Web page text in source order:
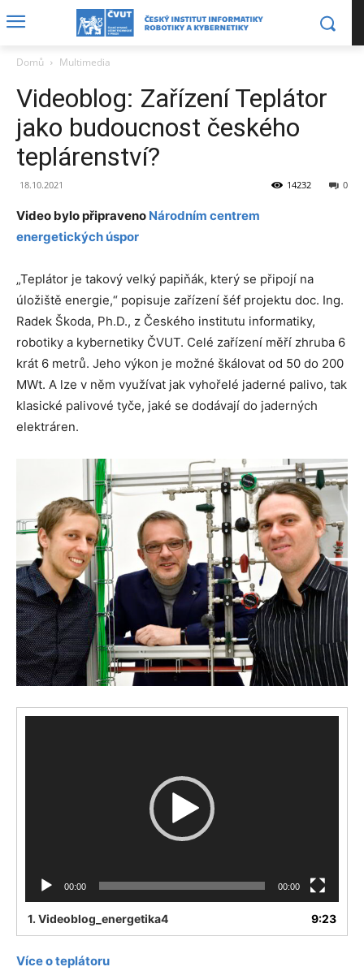
Domů Multimedia
Videoblog: Zařízení Teplátor
jako budoucnost českého
teplárenství?
18.10.2021 0
14232
Video bylo připraveno Národním centrem
energetických úspor
„Teplátor je takový velký papiňák, který se připojí na
úložiště energie,“ popisuje zařízení šéf projektu doc. Ing.
Radek Škoda, Ph.D., z Českého institutu informatiky,
robotiky a kybernetiky ČVUT. Celé zařízení měří zhruba 6
krát 6 metrů. Jeho výkon je možné škálovat od 50 do 200
MWt. A lze v něm využívat jak vyhořelé jaderné palivo, tak
klasické palivové tyče, jaké se dodávají do jaderných
elektráren.
00:00 00:00
1. Videoblog_energetika4 9:23
Více o teplátoru